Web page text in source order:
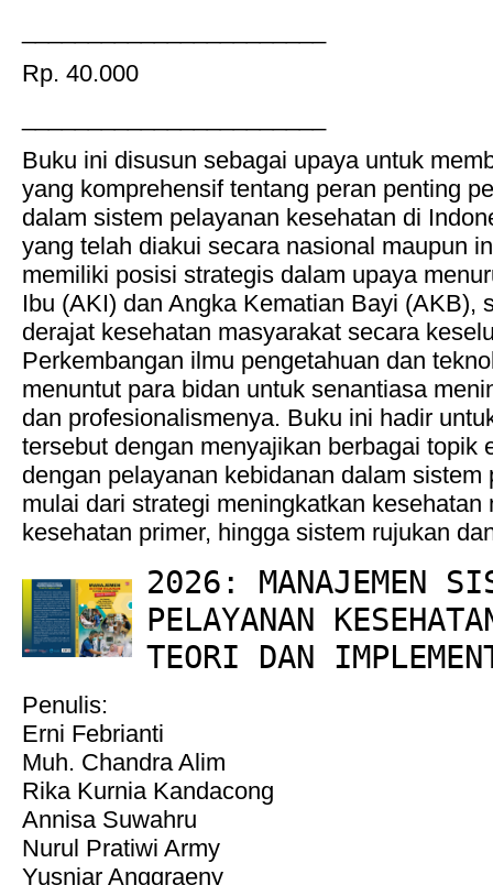
Rp. 40.000
Buku ini disusun sebagai upaya untuk
yang komprehensif tentang peran penting
dalam sistem pelayanan kesehatan di
yang telah diakui secara nasional maupun
memiliki posisi strategis dalam upaya
Ibu (AKI) dan Angka Kematian Bayi (AKB),
derajat kesehatan masyarakat secara
Perkembangan ilmu pengetahuan dan
menuntut para bidan untuk senantiasa
dan profesionalismenya. Buku ini hadir
tersebut dengan menyajikan berbagai topik
dengan pelayanan kebidanan dalam sistem
mulai dari strategi meningkatkan
kesehatan primer, hingga sistem rujukan
2026: MANAJEMEN
PELAYANAN
TEORI DAN
Penulis:
Erni Febrianti
Muh. Chandra Alim
Rika Kurnia Kandacong
Annisa Suwahru
Nurul Pratiwi Army
Yusniar Anggraeny